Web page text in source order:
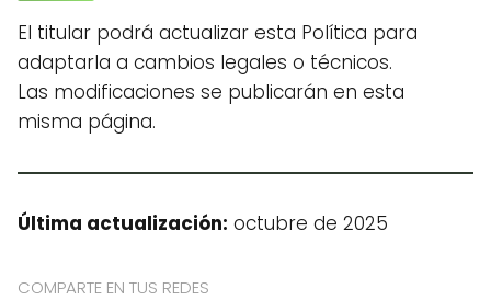
El titular podrá actualizar esta Política para
adaptarla a cambios legales o técnicos.
Las modificaciones se publicarán en esta
misma página.
Última actualización: octubre de 2025
COMPARTE EN TUS REDES